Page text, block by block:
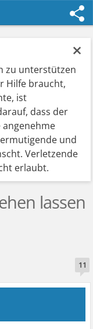
×
zu unterstützen
Hilfe braucht,
ist
dass der
angenehme
und
Verletzende
erlaubt.
lassen
11